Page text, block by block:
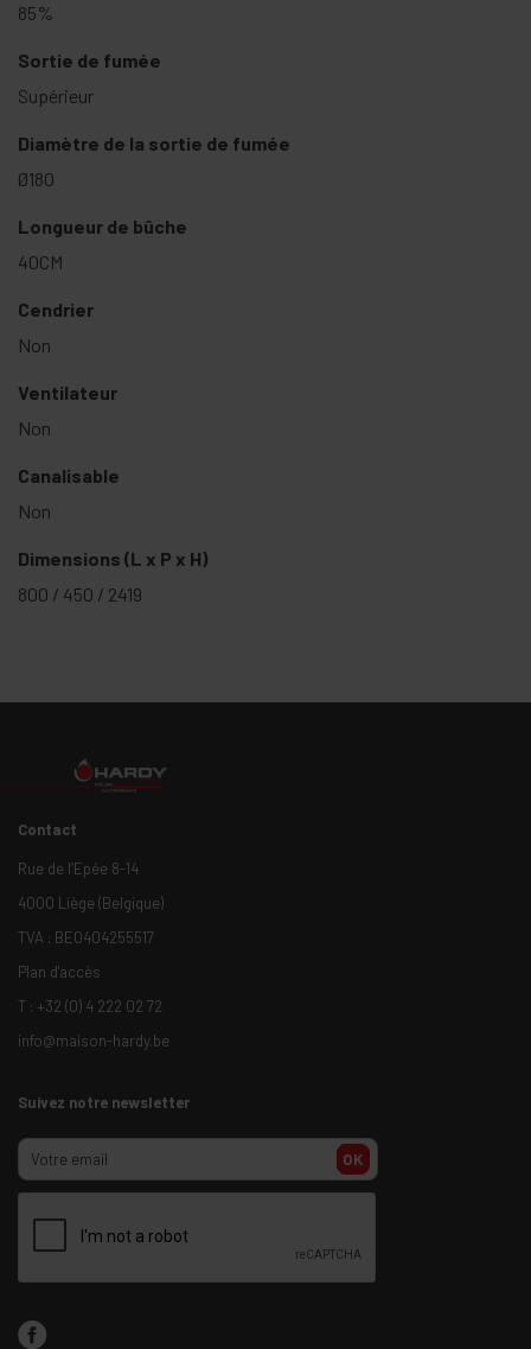
85%
Sortie de fumée
Supérieur
Diamètre de la sortie de fumée
Ø180
Longueur de bûche
40CM
Cendrier
Non
Ventilateur
Non
Canalisable
Non
Dimensions (L x P x H)
800 / 450 / 2419
Contact
Rue de l’Epée 8-14
4000 Liège (Belgique)
TVA : BE0404255517
Plan d'accès
T : +32 (0) 4 222 02 72
info@maison-hardy.be
Suivez notre newsletter
OK